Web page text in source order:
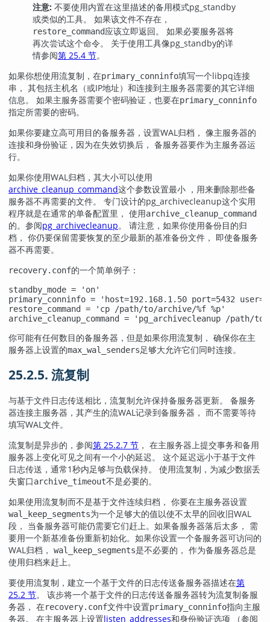
注意: 不要使用内置在这里描述的备用模式pg_standby
或类似的工具。 如果该文件不存在，
restore_command应该立即返回。 如果必要服务器将
再次尝试这个命令。 关于使用工具像pg_standby的详
情参阅第 25.4 节。
如果你想使用流复制，在primary_conninfo填写一个libpq连接
串， 其包括主机名（或IP地址）和连接到主服务器需要的其它详细
信息。 如果主服务器需要个密码验证，也要在primary_conninfo
指定所需要的密码。
如果你要建立高可用目的备服务器，设置WAL归档， 像主服务器的
连接和身份验证，因为在失效切换后， 备服务器要作为主服务器运
行。
如果你使用WAL归档，其大小可以使用
archive_cleanup_command这个参数设置最小 ，用来删除那些备
服务器不再需要的文件。 专门设计的pg_archivecleanup这个实用
程序就是在通常的单备配置里， 使用archive_cleanup_command
的。参阅pg_archivecleanup。 请注意，如果你使用备份目的归
档， 你仍要保留需要恢复的至少最新的基准备份文件， 即使备服务
器不再需要。
recovery.conf的一个简单例子：
standby_mode = 'on'
primary_conninfo = 'host=192.168.1.50 port=5432
restore_command = 'cp /path/to/archive/%f %p'
archive_cleanup_command = 'pg_archivecleanup /path/
你可能有任何数目的备服务器，但是如果你用流复制， 确保你在主
服务器上设置的max_wal_senders足够大允许它们同时连接。
25.2.5. 流复制
与基于文件日志传送相比，流复制允许保持备服务器更新。 备服务
器连接主服务器，其产生的流WAL记录到备服务器， 而不需要等待
填写WAL文件。
流复制是异步的，参阅第 25.2.7 节 ， 在主服务器上提交事务和备用
服务器上变化可见之间有一个小的延迟。 这个延迟远小于基于文件
日志传送，通常1秒内足够与负载保持。 使用流复制，为减少数据丢
失窗口archive_timeout不是必要的。
如果使用流复制而不是基于文件连续归档， 你要在主服务器设置
wal_keep_segments为一个足够大的值以使不太早的回收旧WAL
段， 当备服务器可能仍需要它们赶上。如果备服务器落后太多， 需
要用一个新基准备份重新初始化。如果你设置一个备服务器可访问的
WAL归档， wal_keep_segments是不必要的， 作为备服务器总是
使用归档来赶上。
要使用流复制，建立一个基于文件的日志传送备服务器描述在第
25.2 节。 该步将一个基于文件的日志传送备服务器转为流复制备服
务器， 在recovery.conf文件中设置primary_conninfo指向主服
务器。 在主服务器上设置listen_addresses和身份验证选项 （参阅